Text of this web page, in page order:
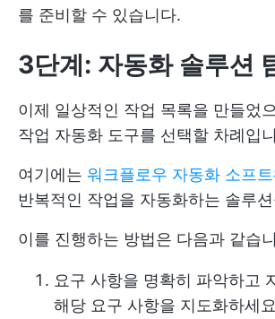
를 준비할 수 있습니다.
3단계: 자동화 솔루션
이제 일상적인 작업 목록을 만들었
작업 자동화 도구를 선택할 차례입
여기에는 워크플로우 자동화 소프
반복적인 작업을 자동화하는 솔루
이를 진행하는 방법은 다음과 같습
요구 사항을 명확히 파악하고
해당 요구 사항을 지도화하세